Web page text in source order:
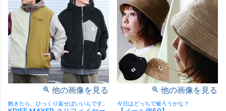
他の画像を見る
飽きたら、ひっくり返せばいいんです。
他の画像を見る
今日はどっちで被ろうかな？